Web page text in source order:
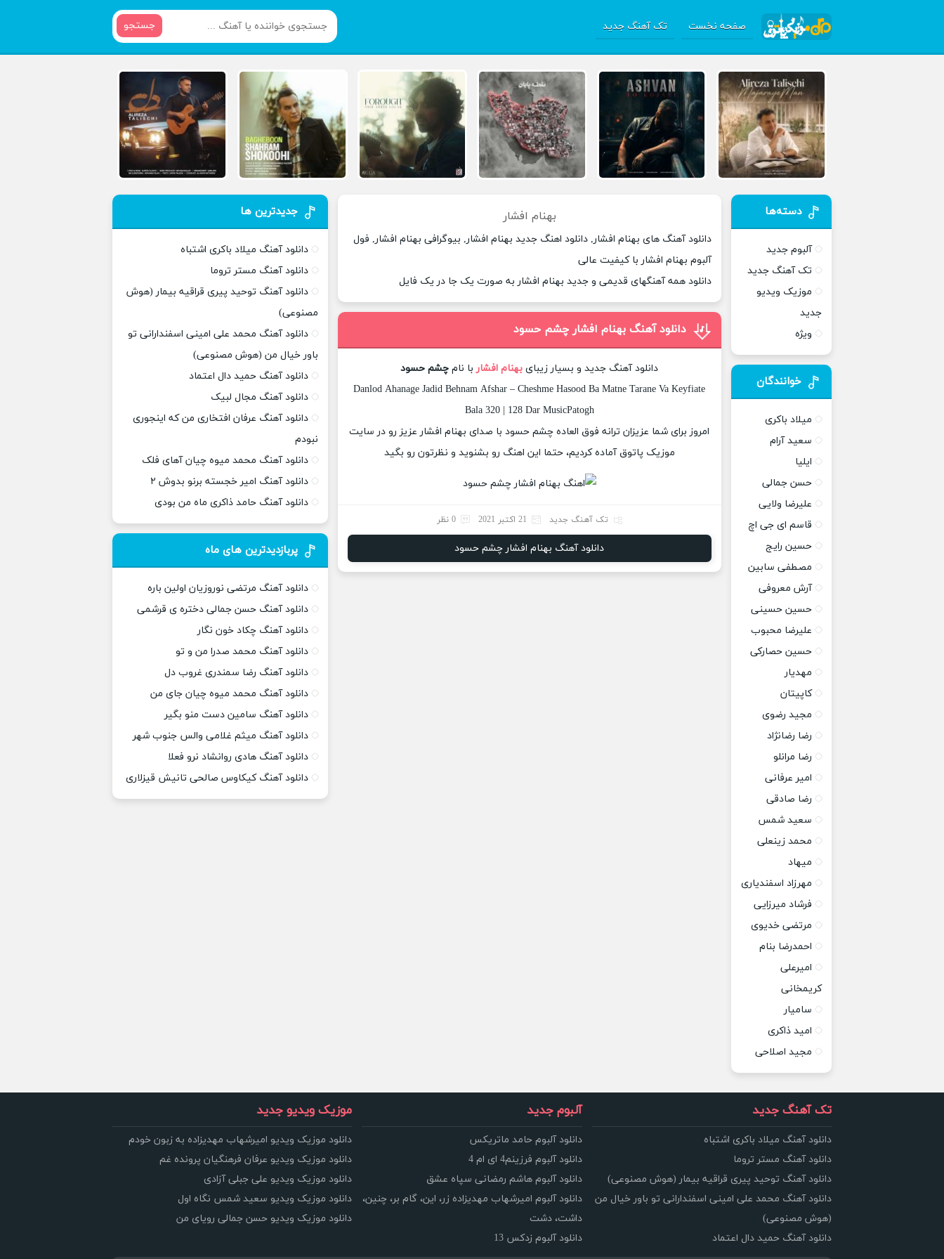
صفحه نخست تک آهنگ جدید جستجو
بهنام افشار
دانلود آهنگ های بهنام افشار, دانلود اهنگ جدید بهنام افشار, بیوگرافی بهنام افشار, فول
آلبوم بهنام افشار با کیفیت عالی
دانلود همه آهنگهای قدیمی و جدید بهنام افشار به صورت یک جا در یک فایل
دانلود آهنگ بهنام افشار چشم حسود
دانلود آهنگ جدید و بسیار زیبای بهنام افشار با نام چشم حسود
Danlod Ahanage Jadid Behnam Afshar – Cheshme Hasood Ba Matne Tarane Va Keyfiate
Bala 320 | 128 Dar MusicPatogh
امروز برای شما عزیزان ترانه فوق العاده چشم حسود با صدای بهنام افشار عزیز رو در سایت
موزیک پاتوق آماده کردیم، حتما این اهنگ رو بشنوید و نظرتون رو بگید
تک آهنگ جدید 21 اکتبر 2021 0 نظر
دانلود آهنگ بهنام افشار چشم حسود
دسته‌ها
آلبوم جدید
تک آهنگ جدید
موزیک ویدیو
جدید
ویژه
خوانندگان
میلاد باکری
سعید آرام
ایلیا
حسن جمالی
علیرضا ولایی
قاسم ای جی اچ
حسین رایج
مصطفی سابین
آرش معروفی
حسین حسینی
علیرضا محبوب
حسین حصارکی
مهدیار
کاپیتان
مجید رضوی
رضا رضانژاد
رضا مرانلو
امیر عرفانی
رضا صادقی
سعید شمس
محمد زینعلی
میهاد
مهرزاد اسفندیاری
فرشاد میرزایی
مرتضی خدیوی
احمدرضا بنام
امیرعلی
کریمخانی
سامیار
امید ذاکری
مجید اصلاحی
جدیدترین ها
دانلود آهنگ میلاد باکری اشتباه
دانلود آهنگ مستر تروما
دانلود آهنگ توحید پیری قراقیه بیمار (هوش
مصنوعی)
دانلود آهنگ محمد علی امینی اسفندارانی تو
باور خیال من (هوش مصنوعی)
دانلود آهنگ حمید دال اعتماد
دانلود آهنگ مجال لبیک
دانلود آهنگ عرفان افتخاری من که اینجوری
نبودم
دانلود آهنگ محمد میوه چیان آهای فلک
دانلود آهنگ امیر خجسته برنو بدوش ۲
دانلود آهنگ حامد ذاکری ماه من بودی
پربازدیدترین های ماه
دانلود آهنگ مرتضی نوروزیان اولین باره
دانلود آهنگ حسن جمالی دختره ی قرشمی
دانلود آهنگ چکاد خون نگار
دانلود آهنگ محمد صدرا من و تو
دانلود آهنگ رضا سمندری غروب دل
دانلود آهنگ محمد میوه چیان جای من
دانلود آهنگ سامین دست منو بگیر
دانلود آهنگ میثم غلامی والس جنوب شهر
دانلود آهنگ هادی روانشاد نرو فعلا
دانلود آهنگ کیکاوس صالحی تانیش قیزلاری
تک آهنگ جدید
دانلود آهنگ میلاد باکری اشتباه
دانلود آهنگ مستر تروما
دانلود آهنگ توحید پیری قراقیه بیمار (هوش مصنوعی)
دانلود آهنگ محمد علی امینی اسفندارانی تو باور خیال من
(هوش مصنوعی)
دانلود آهنگ حمید دال اعتماد
آلبوم جدید
دانلود آلبوم حامد ماتریکس
دانلود آلبوم فرزینم4 ای ام 4
دانلود آلبوم هاشم رمضانی سپاه عشق
دانلود آلبوم امیرشهاب مهدیزاده زر، این، گام بر، چنین،
داشت، دشت
دانلود آلبوم زدکس 13
موزیک ویدیو جدید
دانلود موزیک ویدیو امیرشهاب مهدیزاده به زبون خودم
دانلود موزیک ویدیو عرفان فرهنگیان پرونده غم
دانلود موزیک ویدیو علی جبلی آزادی
دانلود موزیک ویدیو سعید شمس نگاه اول
دانلود موزیک ویدیو حسن جمالی رویای من